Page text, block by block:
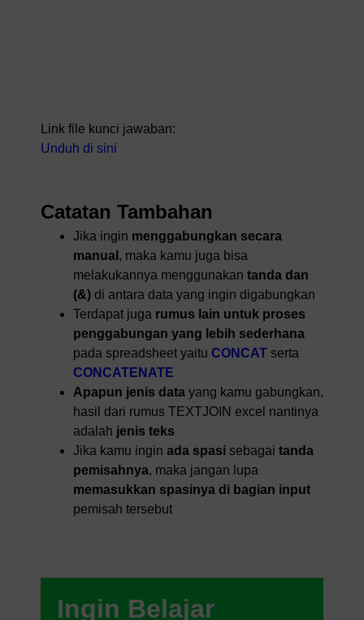
Link file kunci jawaban:
Unduh di sini
Catatan Tambahan
Jika ingin menggabungkan secara
manual , maka kamu juga bisa
melakukannya menggunakan tanda dan
(&) di antara data yang ingin digabungkan
Terdapat juga rumus lain untuk proses
penggabungan yang lebih sederhana
pada spreadsheet yaitu CONCAT serta
CONCATENATE
Apapun jenis data yang kamu gabungkan,
hasil dari rumus TEXTJOIN excel nantinya
adalah jenis teks
Jika kamu ingin ada spasi sebagai tanda
pemisahnya, maka jangan lupa
memasukkan spasinya di bagian input
pemisah tersebut
Ingin Belajar